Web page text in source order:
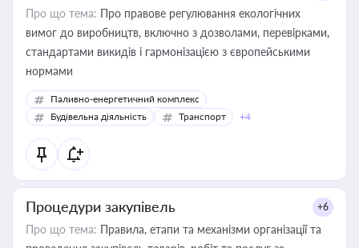
Про що тема: Про правове регулювання екологічних
вимог до виробництв, включно з дозволами, перевірками,
стандартами викидів і гармонізацією з європейськими
нормами
Паливно-енергетичний комплекс
Будівельна діяльність
Транспорт +4
Процедури закупівель +6
Про що тема: Правила, етапи та механізми організації та